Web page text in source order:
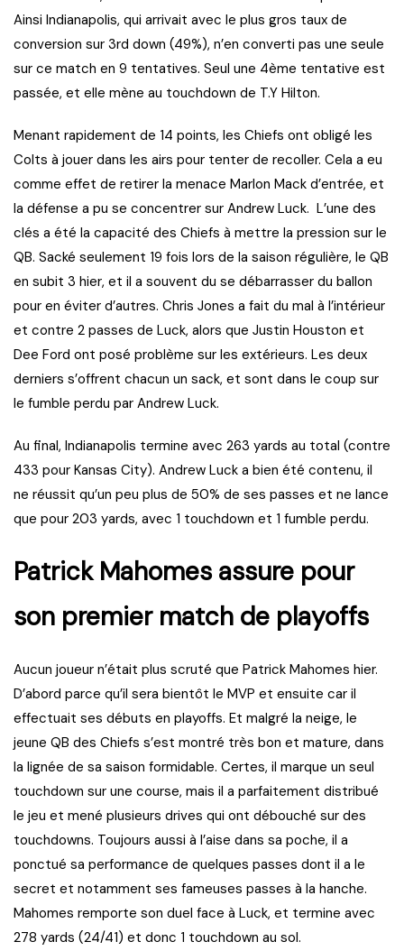
Ainsi Indianapolis, qui arrivait avec le plus gros taux de
conversion sur 3rd down (49%), n’en converti pas une seule
sur ce match en 9 tentatives. Seul une 4ème tentative est
passée, et elle mène au touchdown de T.Y Hilton.
Menant rapidement de 14 points, les Chiefs ont obligé les
Colts à jouer dans les airs pour tenter de recoller. Cela a eu
comme effet de retirer la menace Marlon Mack d’entrée, et
la défense a pu se concentrer sur Andrew Luck. L’une des
clés a été la capacité des Chiefs à mettre la pression sur le
QB. Sacké seulement 19 fois lors de la saison régulière, le QB
en subit 3 hier, et il a souvent du se débarrasser du ballon
pour en éviter d’autres. Chris Jones a fait du mal à l’intérieur
et contre 2 passes de Luck, alors que Justin Houston et
Dee Ford ont posé problème sur les extérieurs. Les deux
derniers s’offrent chacun un sack, et sont dans le coup sur
le fumble perdu par Andrew Luck.
Au final, Indianapolis termine avec 263 yards au total (contre
433 pour Kansas City). Andrew Luck a bien été contenu, il
ne réussit qu’un peu plus de 50% de ses passes et ne lance
que pour 203 yards, avec 1 touchdown et 1 fumble perdu.
Patrick Mahomes assure pour
son premier match de playoffs
Aucun joueur n’était plus scruté que Patrick Mahomes hier.
D’abord parce qu’il sera bientôt le MVP et ensuite car il
effectuait ses débuts en playoffs. Et malgré la neige, le
jeune QB des Chiefs s’est montré très bon et mature, dans
la lignée de sa saison formidable. Certes, il marque un seul
touchdown sur une course, mais il a parfaitement distribué
le jeu et mené plusieurs drives qui ont débouché sur des
touchdowns. Toujours aussi à l’aise dans sa poche, il a
ponctué sa performance de quelques passes dont il a le
secret et notamment ses fameuses passes à la hanche.
Mahomes remporte son duel face à Luck, et termine avec
278 yards (24/41) et donc 1 touchdown au sol.